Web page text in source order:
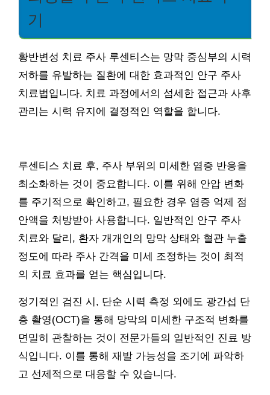
기
황반변성 치료 주사 루센티스는 망막 중심부의 시력
저하를 유발하는 질환에 대한 효과적인 안구 주사
치료법입니다. 치료 과정에서의 섬세한 접근과 사후
관리는 시력 유지에 결정적인 역할을 합니다.
루센티스 치료 후, 주사 부위의 미세한 염증 반응을
최소화하는 것이 중요합니다. 이를 위해 안압 변화
를 주기적으로 확인하고, 필요한 경우 염증 억제 점
안액을 처방받아 사용합니다. 일반적인 안구 주사
치료와 달리, 환자 개개인의 망막 상태와 혈관 누출
정도에 따라 주사 간격을 미세 조정하는 것이 최적
의 치료 효과를 얻는 핵심입니다.
정기적인 검진 시, 단순 시력 측정 외에도 광간섭 단
층 촬영(OCT)을 통해 망막의 미세한 구조적 변화를
면밀히 관찰하는 것이 전문가들의 일반적인 진료 방
식입니다. 이를 통해 재발 가능성을 조기에 파악하
고 선제적으로 대응할 수 있습니다.